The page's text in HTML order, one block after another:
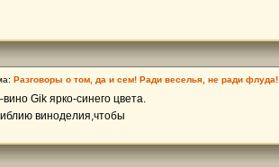
Разговоры о том, да и сем! Ради веселья, не ради флуда!
Gik ярко-синего цвета.
виноделия,чтобы